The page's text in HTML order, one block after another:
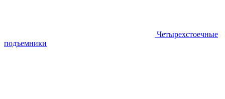
Четырехстоечные
подъемники